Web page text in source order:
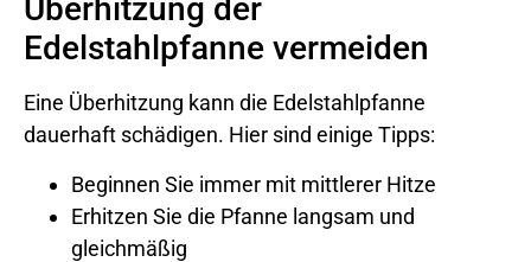
Überhitzung der
Edelstahlpfanne vermeiden
Eine Überhitzung kann die Edelstahlpfanne
dauerhaft schädigen. Hier sind einige Tipps:
Beginnen Sie immer mit mittlerer Hitze
Erhitzen Sie die Pfanne langsam und
gleichmäßig